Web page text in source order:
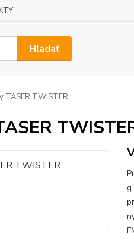
Hľadať
TASER TWISTER
g